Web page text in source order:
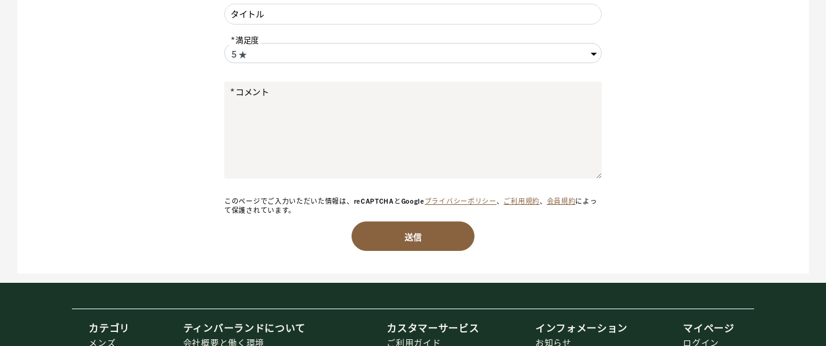
タイトル
満足度
コメント
このページでご入力いただいた情報は、reCAPTCHAとGoogleプライバシーポリシー、 ご利用規約、 会員規約によっ
て保護されています。
送信
カテゴリ
メンズ
ティンバーランドについて
会社概要と働く環境
カスタマーサービス
ご利用ガイド
インフォメーション
お知らせ
マイページ
ログイン